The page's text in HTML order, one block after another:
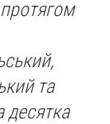
та
десятка